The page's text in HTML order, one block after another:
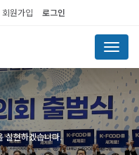
회원가입 로그인
Menu
실현하겠습니다.